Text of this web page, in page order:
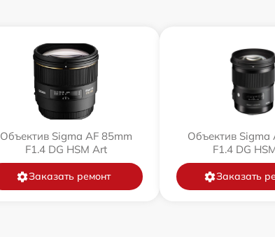
Объектив Sigma AF 85mm
F1.4 DG HSM Art
Заказать ремонт
Объектив Sigma
F1.4 DG
Заказать